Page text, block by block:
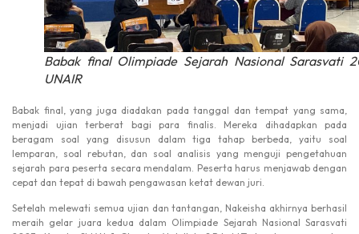
Babak final Olimpiade Sejarah Nasional Sarasvati
UNAIR
Babak final, yang juga diadakan pada tanggal dan tempat yang sama,
menjadi ujian terberat bagi para finalis. Mereka dihadapkan pada
beragam soal yang disusun dalam tiga tahap berbeda, yaitu soal
lemparan, soal rebutan, dan soal analisis yang menguji pengetahuan
sejarah para peserta secara mendalam. Peserta harus menjawab dengan
cepat dan tepat di bawah pengawasan ketat dewan juri.
Setelah melewati semua ujian dan tantangan, Nakeisha akhirnya berhasil
meraih gelar juara kedua dalam Olimpiade Sejarah Nasional Sarasvati